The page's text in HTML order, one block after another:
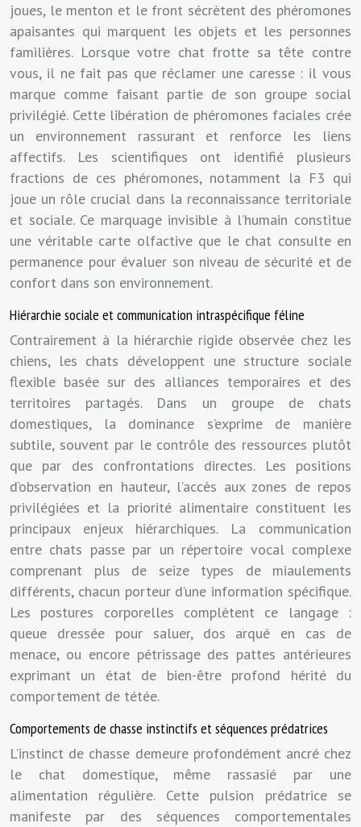
joues, le menton et le front sécrètent des phéromones
apaisantes qui marquent les objets et les personnes
familières. Lorsque votre chat frotte sa tête contre
vous, il ne fait pas que réclamer une caresse : il vous
marque comme faisant partie de son groupe social
privilégié. Cette libération de phéromones faciales crée
un environnement rassurant et renforce les liens
affectifs. Les scientifiques ont identifié plusieurs
fractions de ces phéromones, notamment la F3 qui
joue un rôle crucial dans la reconnaissance territoriale
et sociale. Ce marquage invisible à l’humain constitue
une véritable carte olfactive que le chat consulte en
permanence pour évaluer son niveau de sécurité et de
confort dans son environnement.
Hiérarchie sociale et communication intraspécifique féline
Contrairement à la hiérarchie rigide observée chez les
chiens, les chats développent une structure sociale
flexible basée sur des alliances temporaires et des
territoires partagés. Dans un groupe de chats
domestiques, la dominance s’exprime de manière
subtile, souvent par le contrôle des ressources plutôt
que par des confrontations directes. Les positions
d’observation en hauteur, l’accès aux zones de repos
privilégiées et la priorité alimentaire constituent les
principaux enjeux hiérarchiques. La communication
entre chats passe par un répertoire vocal complexe
comprenant plus de seize types de miaulements
différents, chacun porteur d’une information spécifique.
Les postures corporelles complètent ce langage :
queue dressée pour saluer, dos arqué en cas de
menace, ou encore pétrissage des pattes antérieures
exprimant un état de bien-être profond hérité du
comportement de tétée.
Comportements de chasse instinctifs et séquences prédatrices
L’instinct de chasse demeure profondément ancré chez
le chat domestique, même rassasié par une
alimentation régulière. Cette pulsion prédatrice se
manifeste par des séquences comportementales